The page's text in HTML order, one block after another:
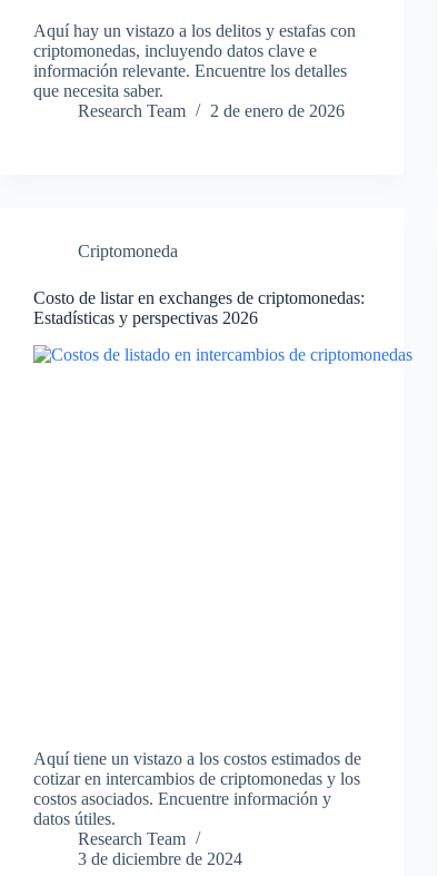
Aquí hay un vistazo a los delitos y estafas con
criptomonedas, incluyendo datos clave e
información relevante. Encuentre los detalles
que necesita saber.
Research Team
2 de enero de 2026
Criptomoneda
Costo de listar en exchanges de criptomonedas:
Estadísticas y perspectivas 2026
Aquí tiene un vistazo a los costos estimados de
cotizar en intercambios de criptomonedas y los
costos asociados. Encuentre información y
datos útiles.
Research Team
3 de diciembre de 2024